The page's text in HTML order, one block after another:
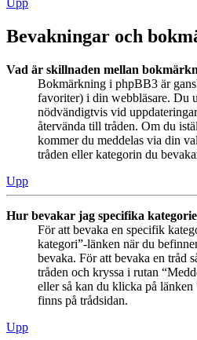
Bevakningar och
Vad är skillnaden mellan
Bokmärkning i phpBB3 är
favoriter) i din webbläsare. Du
nödvändigtvis vid
återvända till tråden. Om du
kommer du meddelas via din
tråden eller kategorin du
Upp
Hur bevakar jag specifika
För att bevaka en specifik
kategori”-länken när du
bevaka. För att bevaka en tråd
tråden och kryssa i rutan
eller så kan du klicka på länken
finns på trådsidan.
Upp